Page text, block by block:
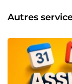
Autres